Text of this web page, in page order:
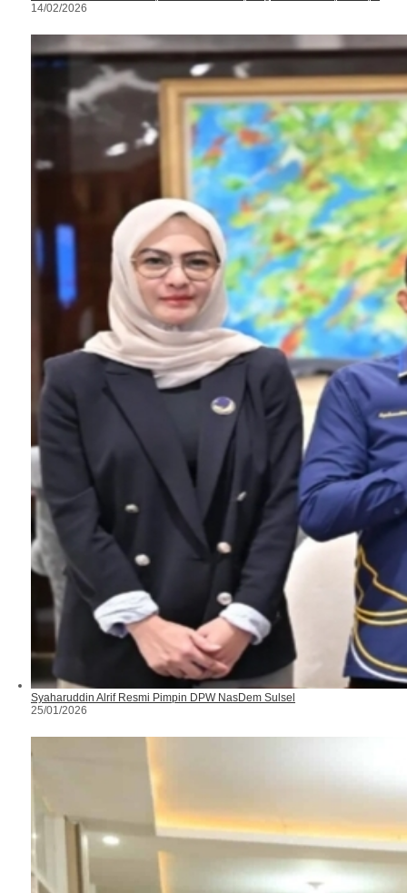
14/02/2026
Syaharuddin Alrif Resmi Pimpin DPW NasDem Sulsel
25/01/2026